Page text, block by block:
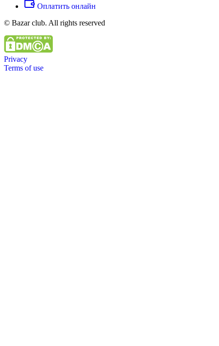
Оплатить онлайн
© Bazar club. All rights reserved
Privacy
Terms of use